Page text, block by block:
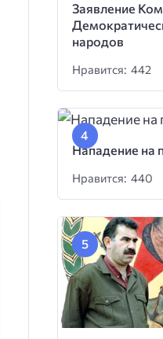
Заявление
народов
Нравится: 442
Нападение на
Нравится: 440